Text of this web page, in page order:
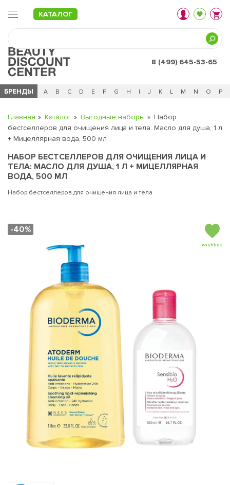
КАТАЛОГ
8 (499) 645-53-65
БРЕНДЫ
Ч 0 - 9 A B C D E F G H I J K L M N O P
Главная Каталог Выгодные наборы
Набор
бестселлеров для очищения лица и тела: Масло для душа, 1 л
+ Мицеллярная вода, 500 мл
НАБОР БЕСТСЕЛЛЕРОВ ДЛЯ ОЧИЩЕНИЯ ЛИЦА И
ТЕЛА: МАСЛО ДЛЯ ДУША, 1 Л + МИЦЕЛЛЯРНАЯ
ВОДА, 500 МЛ
Набор бестселлеров для очищения лица и тела
-40%
wishlist